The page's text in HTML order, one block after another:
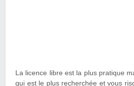
La licence libre est la plus pratique
qui est le plus recherchée et vous